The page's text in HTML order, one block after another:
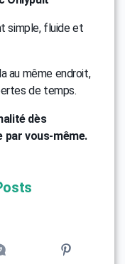
simple, fluide et
au même endroit,
de temps.
dès
par vous-même.